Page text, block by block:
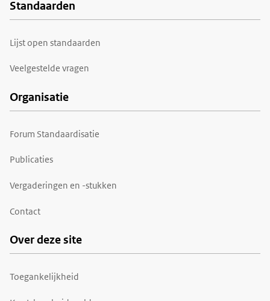
Voet
Standaarden
Lijst open standaarden
Veelgestelde vragen
Organisatie
Forum Standaardisatie
Publicaties
Vergaderingen en -stukken
Contact
Over deze site
Toegankelijkheid